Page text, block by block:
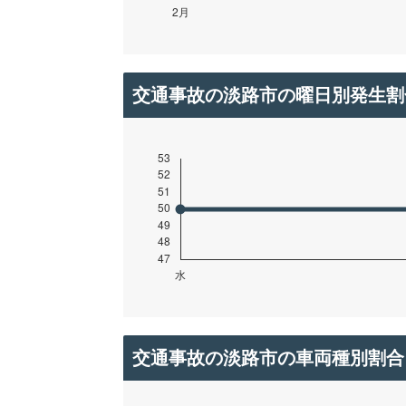
交通事故の淡路市の曜日別発生
交通事故の淡路市の車両種別割合